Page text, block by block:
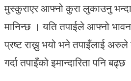
मुस्कुराएर आफ्नो कुरा लुकाउनु भन्दा
मानिन्छ । यति तपाईले आफ्नो
प्रष्ट राख्नु भयो भने तपाइँलाई
गर्दा तपाइँको इमान्दारिता पनि बढ्छ